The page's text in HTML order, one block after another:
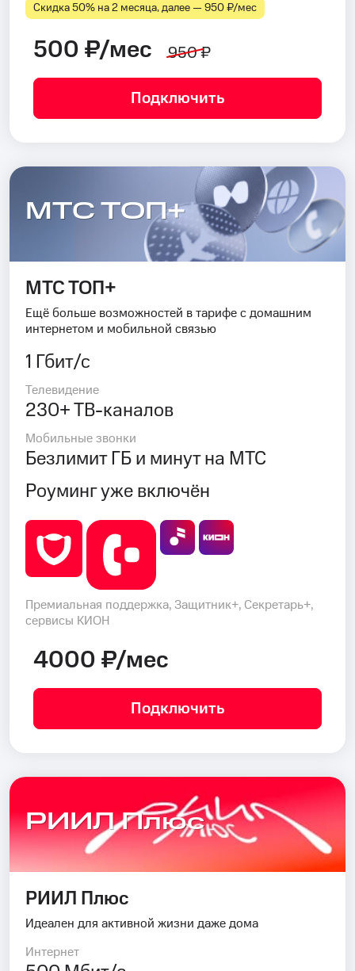
Скидка 50% на 2 месяца, далее — 950 ₽⁠/⁠мес
500 ₽/мес 950 ₽
Подключить
МТС ТОП+
МТС ТОП+
Ещё больше возможностей в тарифе с домашним
интернетом и мобильной связью
1 Гбит/с
Телевидение
230+ ТВ-каналов
Мобильные звонки
Безлимит ГБ и минут на МТС
Роуминг уже включён
Премиальная поддержка, Защитник+, Секретарь+,
сервисы КИОН
4000 ₽/мес
Подключить
РИИЛ Плюс
РИИЛ Плюс
Идеален для активной жизни даже дома
Интернет